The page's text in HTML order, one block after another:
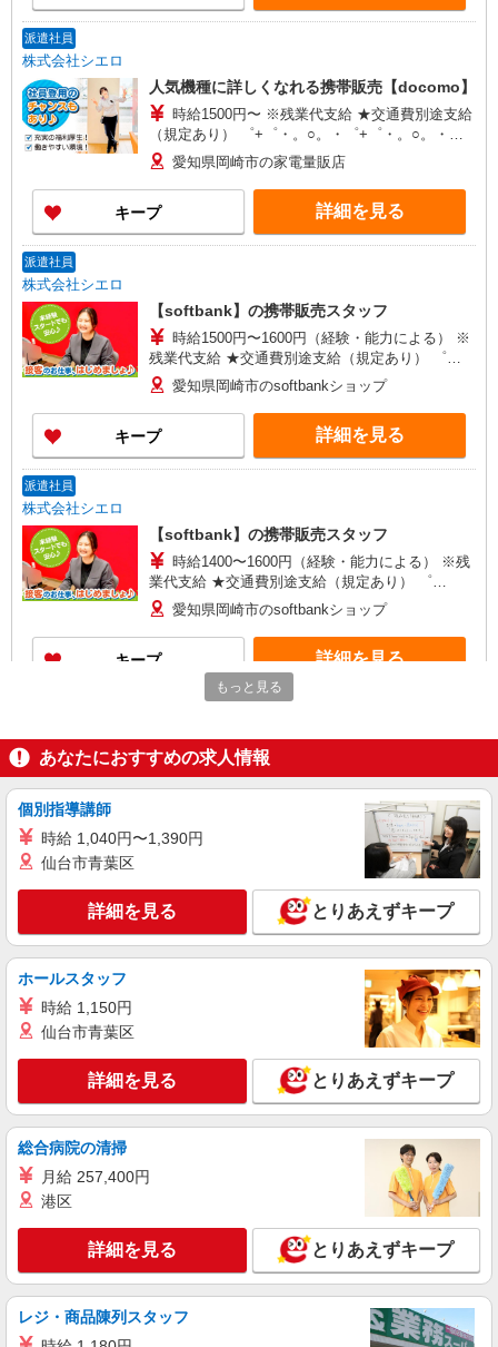
派遣社員
株式会社シエロ
人気機種に詳しくなれる携帯販売【docomo】
時給1500円〜 ※残業代支給 ★交通費別途支給
（規定あり） ゜+゜・。○。・゜+゜・。○。・゜
+゜ 入社祝い金10万円支給(規定有) お友達を紹介
頂くと, インセンティブ支給(規定有) ★月2回払
い・週払い可能（規程有）★ ゜・。○。・゜
+゜・。○。・゜+゜
愛知県岡崎市の家電量販店
キープ 詳細を見る
派遣社員
株式会社シエロ
【softbank】の携帯販売スタッフ
時給1500円〜1600円（経験・能力による） ※
残業代支給 ★交通費別途支給（規定あり） ゜
+゜・。○。・゜+゜・。○。・゜+゜ 入社祝い金10
万円支給(規定有) お友達を紹介頂くと, インセンテ
ィブ支給(規定有) ★月2回払い・週払い可能（規程
有）★ ゜・。○。・゜+゜・。○。・゜+゜
愛知県岡崎市のsoftbankショップ
キープ 詳細を見る
派遣社員
株式会社シエロ
【softbank】の携帯販売スタッフ
時給1400〜1600円（経験・能力による） ※残
業代支給 ★交通費別途支給（規定あり） ゜
+゜・。○。・゜+゜・。○。・゜+゜ 入社祝い金10
万円支給(規定有) お友達を紹介頂くと, インセンテ
ィブ支給(規定有) ★月2回払い・週払い可能（規程
有）★ ゜・。○。・゜+゜・。○。・゜+゜
愛知県岡崎市のsoftbankショップ
キープ 詳細を見る
【softbank】の携帯販売スタッフ
時給1400〜1600円（経験・能力による） ※残
業代支給 ★交通費別途支給（規定あり） ゜
+゜・。○。・゜+゜・。○。・゜+゜ 入社祝い金10
万円支給(規定有) お友達を紹介頂くと, インセンテ
有）★ ゜・。○。・゜+゜・。○。・゜+゜
愛知県岡崎市のsoftbankショップ
詳細を見る
派遣社員
株式会社シエロ
月給273200円 ※研修期間6か月・時給1550円
※残業代支給 ★交通費別途支給（規定あり） ゜
+゜・。○。・゜+゜・。○。・゜+゜ 入社祝い金10
万円支給(規定有) お友達を紹介頂くと, インセンテ
ィブ支給(規定有) ゜・。○。・゜+゜・。○。・゜
+゜
愛知県岡崎市の家電量販店
キープ 詳細を見る
紹介予定派遣
株式会社シエロ
時給1500円〜1600円（経験・能力による） ※
残業代支給 ★交通費別途支給（規定あり） ゜
+゜・。○。・゜+゜・。○。・゜+゜ 入社祝い金10
万円支給(規定有) お友達を紹介頂くと, インセンテ
ィブ支給(規定有) ★月2回払い・週払い可能（規程
有）★ ゜・。○。・゜+゜・。○。・゜+゜
愛知県岡崎市のsoftbankショップ
詳細を見る
もっと見る
あなたにおすすめの求人情報
個別指導講師
時給 1,040円〜1,390円
仙台市青葉区
詳細を見る とりあえずキープ
ホールスタッフ
時給 1,150円
仙台市青葉区
詳細を見る とりあえずキープ
総合病院の清掃
月給 257,400円
港区
詳細を見る とりあえずキープ
レジ・商品陳列スタッフ